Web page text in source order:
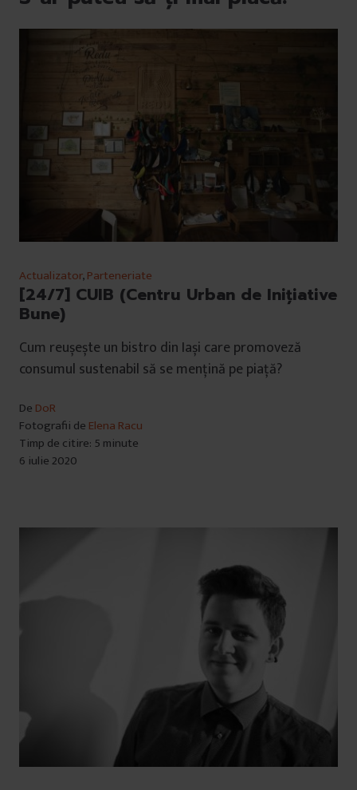
Actualizator,Parteneriate
[24/7] CUIB (Centru Urban de Inițiative
Bune)
Cum reușește un bistro din Iași care promoveză
consumul sustenabil să se mențină pe piață?
De DoR
Fotografii de Elena Racu
Timp de citire: 5 minute
6 iulie 2020